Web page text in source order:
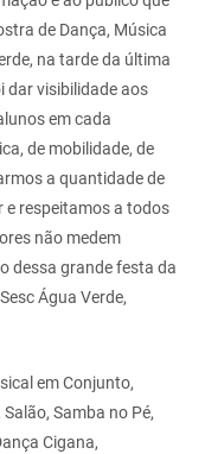
de Dança, Música
na tarde da última
dar visibilidade aos
em cada
de mobilidade, de
a quantidade de
e respeitamos a todos
não medem
dessa grande festa da
Água Verde,
em Conjunto,
Samba no Pé,
Cigana,